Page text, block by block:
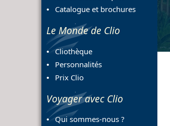
Catalogue et brochures
Le Monde de Clio
Cliothèque
Personnalités
Prix Clio
Voyager avec Clio
Qui sommes-nous ?